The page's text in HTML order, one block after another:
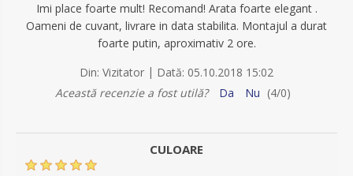
Imi place foarte mult! Recomand! Arata foarte elegant .
Oameni de cuvant, livrare in data stabilita. Montajul a durat
foarte putin, aproximativ 2 ore.
Din: Vizitator | Dată: 05.10.2018 15:02
Această recenzie a fost utilă?
Da Nu (4/0)
CULOARE